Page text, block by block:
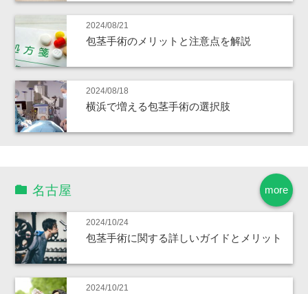
2024/08/21
包茎手術のメリットと注意点を解説
2024/08/18
横浜で増える包茎手術の選択肢
more
名古屋
2024/10/24
包茎手術に関する詳しいガイドとメリット
2024/10/21